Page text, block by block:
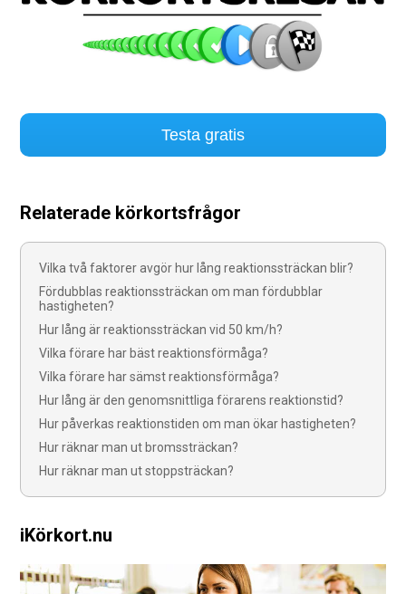
Testa gratis
Relaterade körkortsfrågor
Vilka två faktorer avgör hur lång reaktionssträckan blir?
Fördubblas reaktionssträckan om man fördubblar
hastigheten?
Hur lång är reaktionssträckan vid 50 km/h?
Vilka förare har bäst reaktionsförmåga?
Vilka förare har sämst reaktionsförmåga?
Hur lång är den genomsnittliga förarens reaktionstid?
Hur påverkas reaktionstiden om man ökar hastigheten?
Hur räknar man ut bromssträckan?
Hur räknar man ut stoppsträckan?
iKörkort.nu